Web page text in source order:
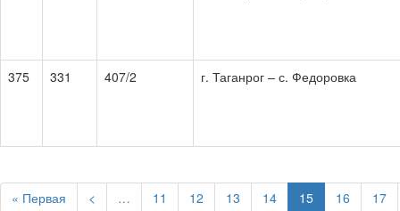
375 331 407/2 г. Таганрог – с. Федоровка
« Первая < … 11 12 13 14 15 16 17